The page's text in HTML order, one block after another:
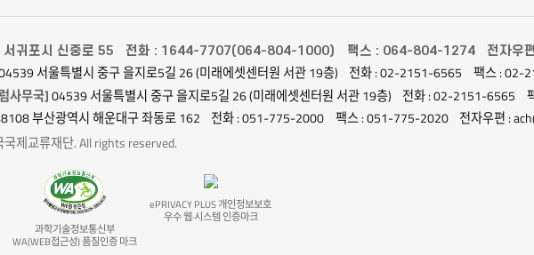
서귀포시 신중로 55 전화 : 1644-7707(064-804-1000) 팩스 : 064-804-1274 전자우
서울특별시 중구 을지로5길 26 (미래에셋센터원 서관 19층) 전화 : 02-2151-6565 팩스 : 02-
사무국]04539 서울특별시 중구 을지로5길 26 (미래에셋센터원 서관 19층) 전화 : 02-2151-6565
부산광역시 해운대구 좌동로 162 전화 : 051-775-2000 팩스 : 051-775-2020 전자우편 :
제교류재단. All rights reserved.
과학기술정보통신부
WA(WEB접근성) 품질인증 마크
ePRIVACY PLUS 개인정보보호
우수 웹·시스템 인증마크